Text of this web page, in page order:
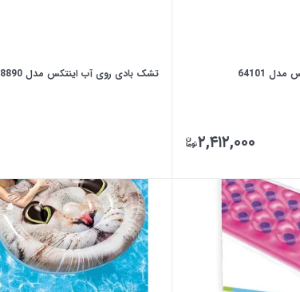
۲,۴۱۲,۰۰۰
تشک بادی روی آب اینتکس مدل 58890